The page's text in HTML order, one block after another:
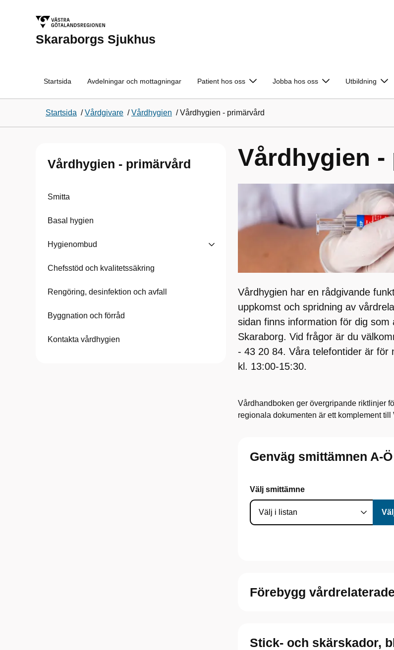
Skaraborgs Sjukhus
Startsida Avdelningar och mottagningar Patient hos oss Jobba hos oss Utbildning
Startsida /Vårdgivare /Vårdhygien /Vårdhygien - primärvård
Vårdhygien - primärvård
Smitta
Basal hygien
Hygienombud
Chefsstöd och kvalitetssäkring
Rengöring, desinfektion och avfall
Byggnation och förråd
Kontakta vårdhygien
Vårdhygien -
Vårdhygien har en rådgivande
uppkomst och spridning av
sidan finns information för dig
Skaraborg. Vid frågor är du
- 43 20 84. Våra telefontider är för
kl. 13:00-15:30.
Vårdhandboken ger övergripande riktlinjer
regionala dokumenten är ett komplement till
Genväg smittämnen A-Ö
Välj smittämne
Förebygg
Stick- och skärskador,